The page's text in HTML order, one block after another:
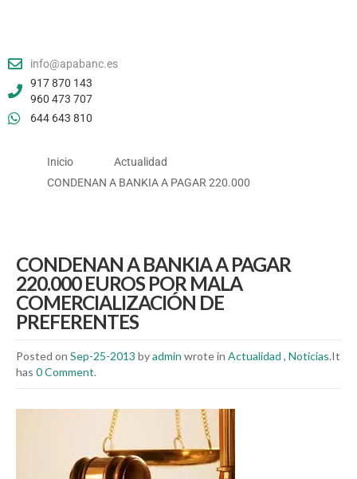
info@apabanc.es
917 870 143
960 473 707
644 643 810
Inicio
Actualidad
CONDENAN A BANKIA A PAGAR 220.000
CONDENAN A BANKIA A PAGAR
220.000 EUROS POR MALA
COMERCIALIZACIÓN DE
PREFERENTES
Posted on Sep-25-2013 byadmin wrote in Actualidad , Noticias.It
has 0 Comment.